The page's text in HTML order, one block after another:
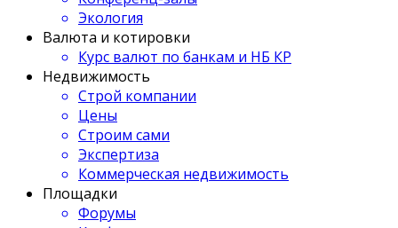
Экология
Валюта и котировки
Курс валют по банкам и НБ КР
Недвижимость
Строй компании
Цены
Строим сами
Экспертиза
Коммерческая недвижимость
Площадки
Форумы